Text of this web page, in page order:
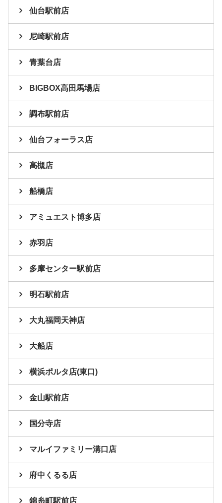
仙台駅前店
尼崎駅前店
青葉台店
BIGBOX高田馬場店
調布駅前店
仙台フォーラス店
高槻店
船橋店
アミュエスト博多店
赤羽店
多摩センター駅前店
明石駅前店
大丸福岡天神店
大船店
横浜ポルタ店(東口)
金山駅前店
国分寺店
マルイファミリー溝口店
府中くるる店
錦糸町駅前店